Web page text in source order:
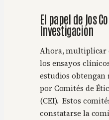
El papel de los
Investigación
Ahora, multiplicar
los ensayos
estudios obtengan
por Comités de
(CEI). Estos
constatarse la